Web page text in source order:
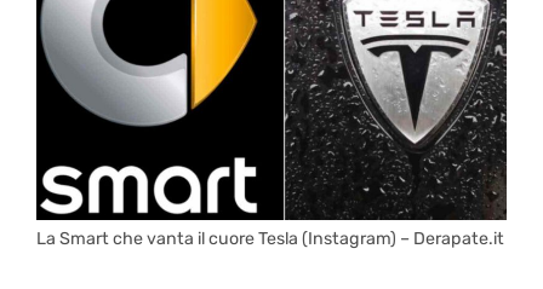
La Smart che vanta il cuore Tesla (Instagram) – Derapate.it